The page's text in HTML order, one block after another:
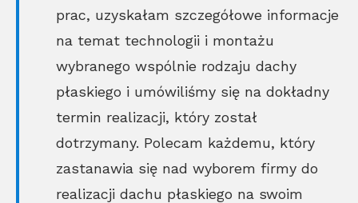
prac, uzyskałam szczegółowe informacje
na temat technologii i montażu
wybranego wspólnie rodzaju dachy
płaskiego i umówiliśmy się na dokładny
termin realizacji, który został
dotrzymany. Polecam każdemu, który
zastanawia się nad wyborem firmy do
realizacji dachu płaskiego na swoim